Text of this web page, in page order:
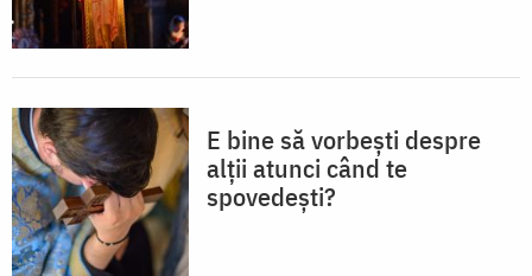
E bine să vorbești despre
alții atunci când te
spovedești?